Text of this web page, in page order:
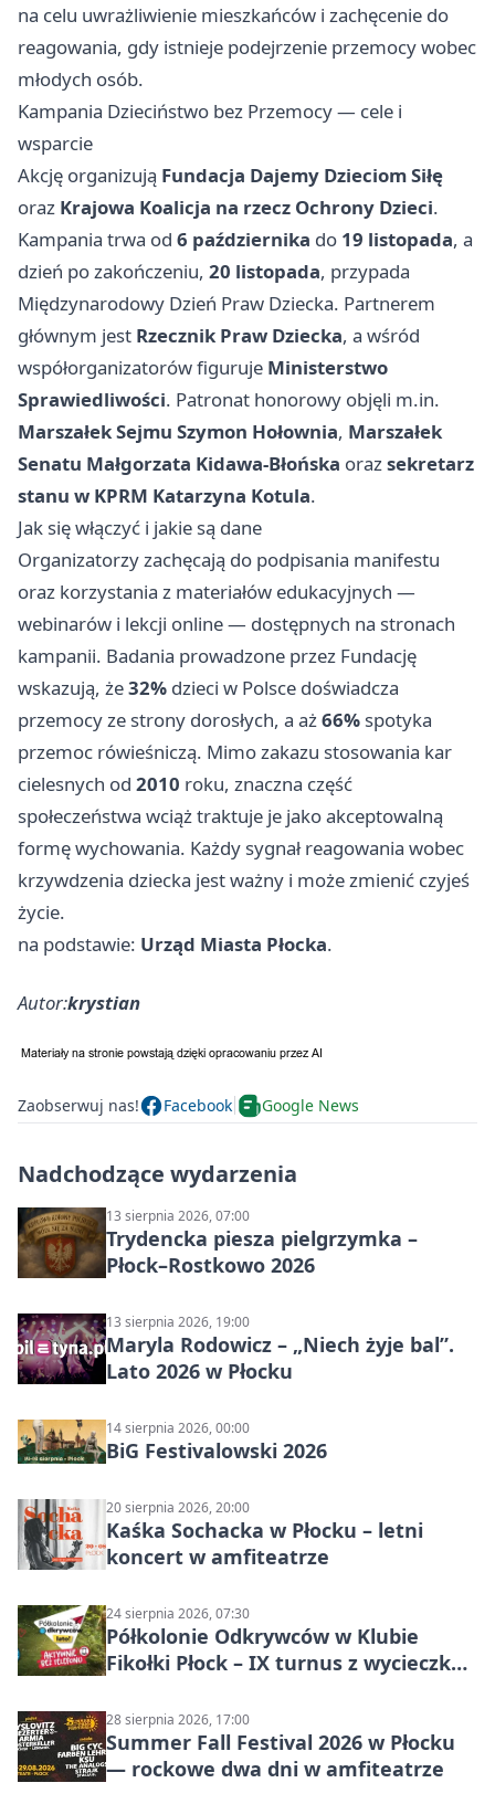
na celu uwrażliwienie mieszkańców i zachęcenie do
reagowania, gdy istnieje podejrzenie przemocy wobec
młodych osób.
Kampania Dzieciństwo bez Przemocy — cele i
wsparcie
Akcję organizują Fundacja Dajemy Dzieciom Siłę
oraz Krajowa Koalicja na rzecz Ochrony Dzieci.
Kampania trwa od 6 października do 19 listopada, a
dzień po zakończeniu, 20 listopada, przypada
Międzynarodowy Dzień Praw Dziecka. Partnerem
głównym jest Rzecznik Praw Dziecka, a wśród
współorganizatorów figuruje Ministerstwo
Sprawiedliwości. Patronat honorowy objęli m.in.
Marszałek Sejmu Szymon Hołownia, Marszałek
Senatu Małgorzata Kidawa‑Błońska orazsekretarz
stanu w KPRM Katarzyna Kotula.
Jak się włączyć i jakie są dane
Organizatorzy zachęcają do podpisania manifestu
oraz korzystania z materiałów edukacyjnych —
webinarów i lekcji online — dostępnych na stronach
kampanii. Badania prowadzone przez Fundację
wskazują, że32% dzieci w Polsce doświadcza
przemocy ze strony dorosłych, a aż66% spotyka
przemoc rówieśniczą. Mimo zakazu stosowania kar
cielesnych od 2010 roku, znaczna część
społeczeństwa wciąż traktuje je jako akceptowalną
formę wychowania. Każdy sygnał reagowania wobec
krzywdzenia dziecka jest ważny i może zmienić czyjeś
życie.
na podstawie: Urząd Miasta Płocka.
Autor:krystian
Zaobserwuj nas! Facebook Google News
Nadchodzące wydarzenia
13 sierpnia 2026, 07:00
Trydencka piesza pielgrzymka –
Płock–Rostkowo 2026
13 sierpnia 2026, 19:00
Maryla Rodowicz – „Niech żyje bal”.
Lato 2026 w Płocku
14 sierpnia 2026, 00:00
BiG Festivalowski 2026
20 sierpnia 2026, 20:00
Kaśka Sochacka w Płocku – letni
koncert w amfiteatrze
24 sierpnia 2026, 07:30
Półkolonie Odkrywców w Klubie
Fikołki Płock – IX turnus z wycieczką
28 sierpnia 2026, 17:00
Summer Fall Festival 2026 w Płocku
— rockowe dwa dni w amfiteatrze